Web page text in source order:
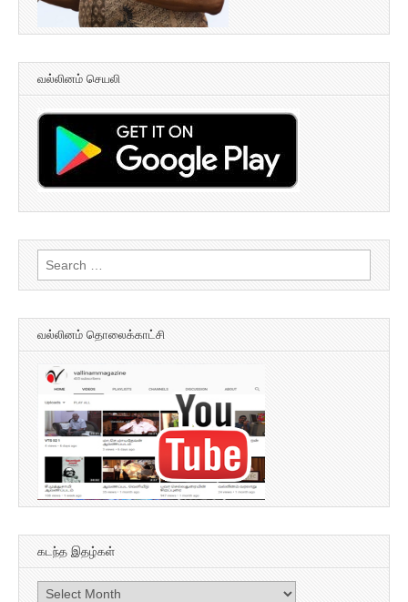
வல்லினம் செயலி
Search
for:
வல்லினம் தொலைக்காட்சி
கடந்த இதழ்கள்
கடந்த